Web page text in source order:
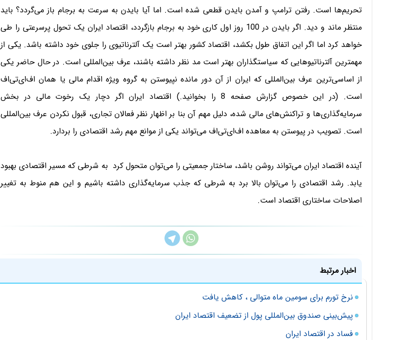
تحریم‌ها است. رفتن ترامپ و آمدن بایدن قطعی شده است. اما آیا بایدن به سرعت به برجام باز می‌گردد؟ باید
منتظر ماند و دید. اگر بایدن در 100 روز اول کاری خود به برجام بازگردد، اقتصاد ایران یک تحول پرسرعتی را طی
خواهد کرد اما اگر این اتفاق طول بکشد، اقتصاد کشور بهتر است یک آلترناتیوی را جلوی خود داشته باشد. یکی از
مهمترین آلترناتیوهایی که سیاستگذاران بهتر است مد نظر داشته باشند، عرف بین‌المللی است. در حال حاضر یکی
از اساسی‌ترین عرف بین‌المللی که ایران از آن دور مانده نپیوستن به گروه ویژه اقدام مالی یا همان اف‌ای‌تی‌اف
است. (در این خصوص گزارش صفحه 8 را بخوانید.) اقتصاد ایران اگر دچار یک رخوت مالی در بخش
سرمایه‌گذاری‌ها و تراکنش‌های مالی شده، دلیل مهم آن بنا بر اظهار نظر فعالان تجاری، قبول نکردن عرف بین‌المللی
است. تصویب در پیوستن به معاهده اف‌ای‌تی‌اف می‌تواند یکی از موانع مهم رشد اقتصادی را بردارد.
آینده اقتصاد ایران می‌تواند روشن باشد، ساختار جمعیتی را می‌توان متحول کرد به شرطی که مسیر اقتصادی بهبود
یابد. رشد اقتصادی را می‌توان بالا برد به شرطی که جذب سرمایه‌گذاری داشته باشیم و این هم منوط به تغییر
اصلاحات ساختاری اقتصاد است.
اخبار مرتبط
نرخ تورم برای سومین ماه متوالی ، کاهش یافت
پیش‌بینی صندوق بین‌المللی پول از تضعیف اقتصاد ایران
فساد در اقتصاد ایران